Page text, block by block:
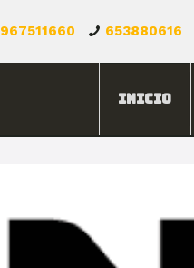
967511660 653880616
Inicio